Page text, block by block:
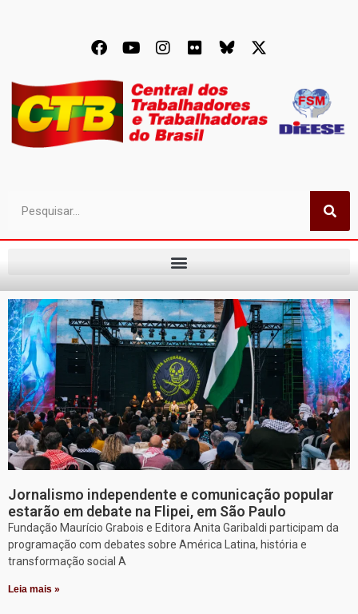
Jornalismo independente e comunicação popular
estarão em debate na Flipei, em São Paulo
Fundação Maurício Grabois e Editora Anita Garibaldi participam da
programação com debates sobre América Latina, história e
transformação social A
Leia mais »